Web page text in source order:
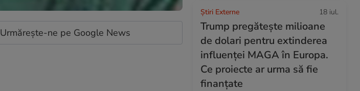
Urmărește-ne pe Google News
Știri Externe 18 iul.
Trump pregătește milioane
de dolari pentru extinderea
influenței MAGA în Europa.
Ce proiecte ar urma să fie
finanțate